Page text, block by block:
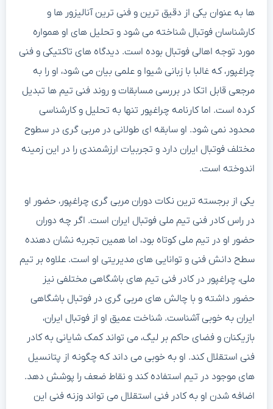
ها به عنوان یکی از دقیق ترین و فنی ترین آنالیزور ها و
کارشناسان فوتبال شناخته می شود و تحلیل های او همواره
مورد توجه اهالی فوتبال بوده است. دیدگاه های تاکتیکی و فنی
چراغپور، که غالبا با زبانی شیوا و علمی بیان می شود، او را به
مرجعی قابل اتکا در بررسی مسابقات و روند فنی تیم ها تبدیل
کرده است. اما کارنامه چراغپور تنها به تحلیل و کارشناسی
محدود نمی شود. او سابقه ای طولانی در مربی گری در سطوح
مختلف فوتبال ایران دارد و تجربیات ارزشمندی را در این زمینه
اندوخته است.
یکی از برجسته ترین نکات دوران مربی گری چراغپور، حضور او
در راس کادر فنی تیم ملی فوتبال ایران است. اگر چه دوران
حضور او در تیم ملی کوتاه بود، اما همین تجربه نشان دهنده
سطح دانش فنی و توانایی های مدیریتی او است. علاوه بر تیم
ملی، چراغپور در کادر فنی تیم های باشگاهی مختلفی نیز
حضور داشته و با چالش های مربی گری در فوتبال باشگاهی
ایران به خوبی آشناست. شناخت عمیق او از فوتبال ایران،
بازیکنان و فضای حاکم بر لیگ، می تواند کمک شایانی به کادر
فنی استقلال کند. او به خوبی می داند که چگونه از پتانسیل
های موجود در تیم استفاده کند و نقاط ضعف را پوشش دهد.
اضافه شدن او به کادر فنی استقلال می تواند وزنه فنی این